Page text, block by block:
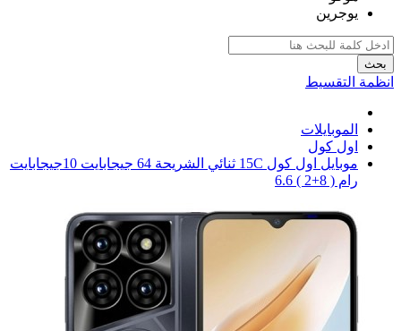
يوجرين
بحث
انظمة التقسيط
الموبايلات
اول كول
موبايل اول كول 15C ثنائي الشريحة 64 جيجابايت 10جيجابايت
رام ( 8+2 ) 6.6